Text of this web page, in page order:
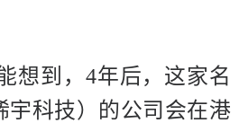
想到，4年后，这家名
宇科技）的公司会在港